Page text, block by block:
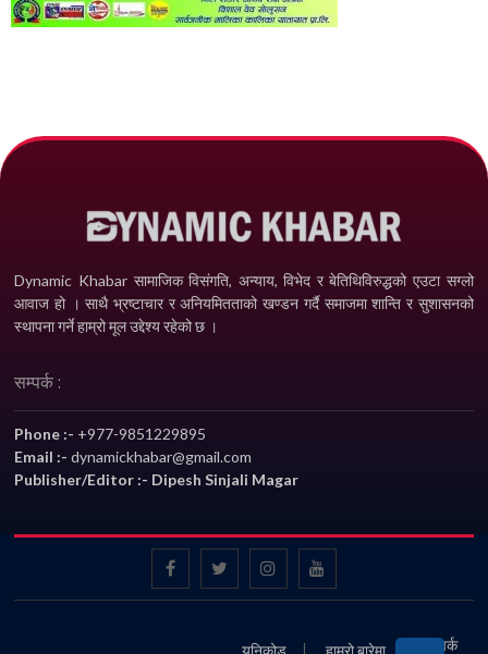
Dynamic Khabar सामाजिक विसंगति, अन्याय, विभेद­ र बेतिथिविरुद्धको एउटा सग्लो
आवाज हो । साथै भ्रष्टाचार र अनियमितताको खण्डन गर्दै समाजमा शान्ति र सुशासनको
स्थापना गर्ने हाम्रो मूल उद्देश्य रहेको छ ।
सम्पर्क :
Phone :- +977-9851229895
Email :-dynamickhabar@gmail.com
Publisher/Editor :- Dipesh Sinjali Magar
सम्पर्क